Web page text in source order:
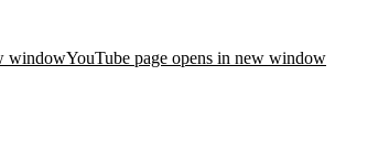
windowYouTube page opens in new window